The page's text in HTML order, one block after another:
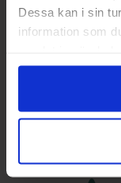
Dessa kan i sin
information som